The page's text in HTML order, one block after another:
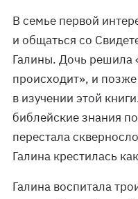
В семье первой
и общаться со
Галины. Дочь решила
происходит», и
в изучении этой
библейские знания
перестала
Галина крестилась
Галина воспитала